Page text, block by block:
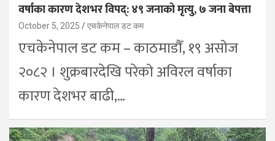
वर्षाका कारण देशभर विपद्: ४९ जनाको मृत्यु, ७ जना बेपत्ता
October 5, 2025 एचकेनेपाल डट कम
एचकेनेपाल डट कम – काठमाडौँ, १९ असोज
२०८२ । शुक्रबारदेखि परेको अविरल वर्षाका
कारण देशभर बाढी,…